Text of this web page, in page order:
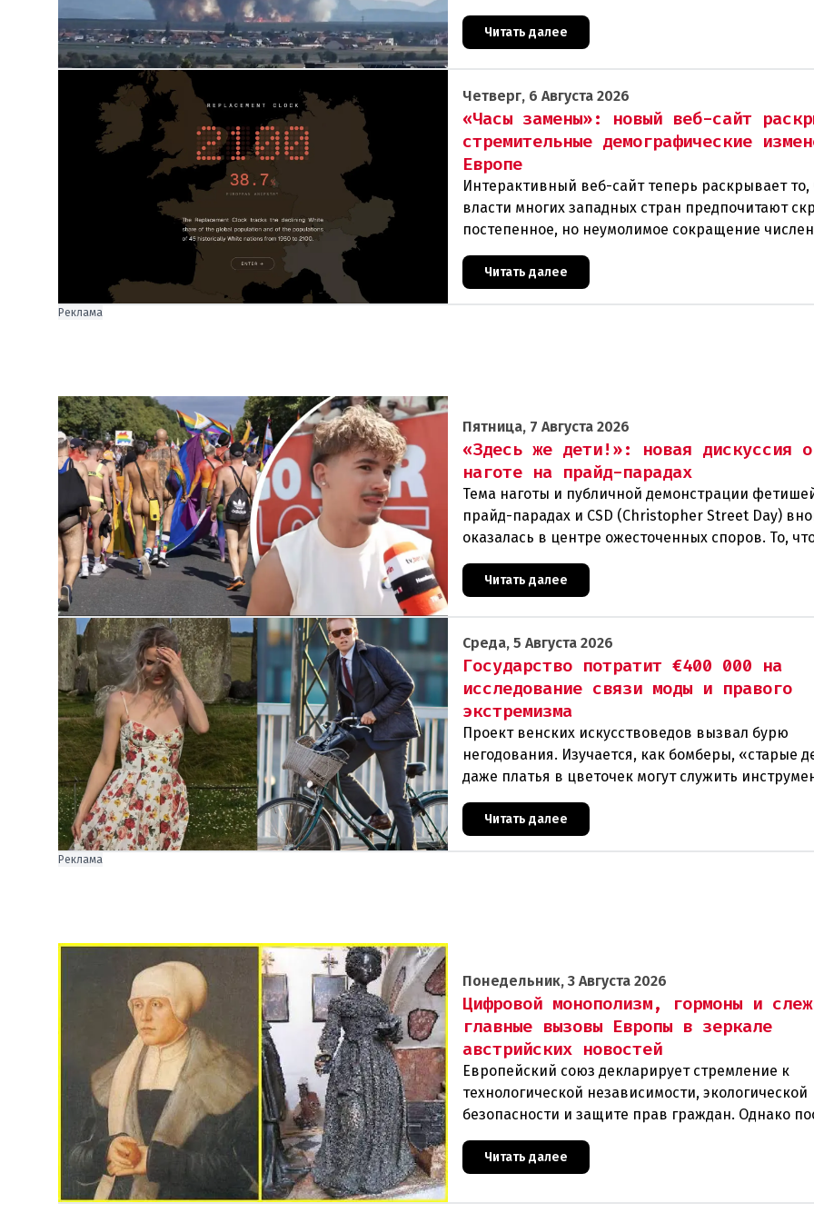
гектаров. В ходе тушения пострадали шесте
Читать далее
Четверг, 6 Августа 2026
«Часы замены»: новый веб-сайт
стремительные демографические
Европе
Интерактивный веб-сайт теперь раскрывает то,
власти многих западных стран предпочитают
постепенное, но неумолимое сокращение
Читать далее
Реклама
Пятница, 7 Августа 2026
«Здесь же дети!»: новая дискуссия о
наготе на прайд-парадах
Тема наготы и публичной демонстрации
прайд-парадах и CSD (Christopher Street Day)
оказалась в центре ожесточенных споров. То,
Читать далее
Среда, 5 Августа 2026
Государство потратит €400 000 на
исследование связи моды и правого
экстремизма
Проект венских искусствоведов вызвал бурю
негодования. Изучается, как бомберы, «старые
даже платья в цветочек могут служить
пропаганды. Оппоненты требуют ответа от
Читать далее
Реклама
Понедельник, 3 Августа 2026
Цифровой монополизм, гормоны и
главные вызовы Европы в зеркале
австрийских новостей
Европейский союз декларирует стремление к
технологической независимости, экологической
безопасности и защите прав граждан. Однако
события в Австрии и решение Брюсселя
реальная п
Читать далее